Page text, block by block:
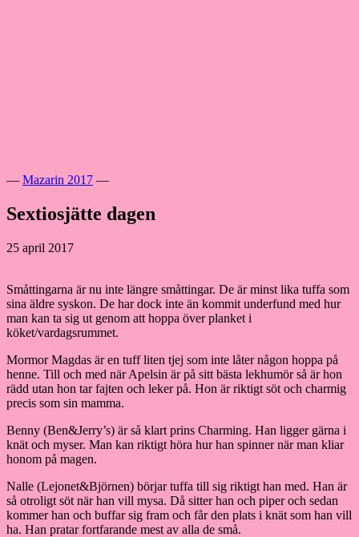
— Mazarin 2017 —
Sextiosjätte dagen
25 april 2017
Småttingarna är nu inte längre småttingar. De är minst lika tuffa som
sina äldre syskon. De har dock inte än kommit underfund med hur
man kan ta sig ut genom att hoppa över planket i
köket/vardagsrummet.
Mormor Magdas är en tuff liten tjej som inte låter någon hoppa på
henne. Till och med när Apelsin är på sitt bästa lekhumör så är hon
rädd utan hon tar fajten och leker på. Hon är riktigt söt och charmig
precis som sin mamma.
Benny (Ben&Jerry’s) är så klart prins Charming. Han ligger gärna i
knät och myser. Man kan riktigt höra hur han spinner när man kliar
honom på magen.
Nalle (Lejonet&Björnen) börjar tuffa till sig riktigt han med. Han är
så otroligt söt när han vill mysa. Då sitter han och piper och sedan
kommer han och buffar sig fram och får den plats i knät som han vill
ha. Han pratar fortfarande mest av alla de små.